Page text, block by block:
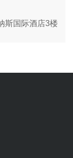
斯国际酒店3楼